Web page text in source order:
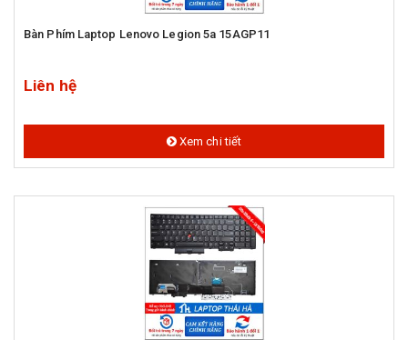
Bàn Phím Laptop Lenovo Legion 5a 15AGP11
Liên hệ
Xem chi tiết